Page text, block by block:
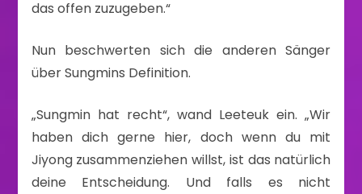
das offen zuzugeben.“
Nun beschwerten sich die anderen Sänger
über Sungmins Definition.
„Sungmin hat recht“, wand Leeteuk ein. „Wir
haben dich gerne hier, doch wenn du mit
Jiyong zusammenziehen willst, ist das natürlich
deine Entscheidung. Und falls es nicht